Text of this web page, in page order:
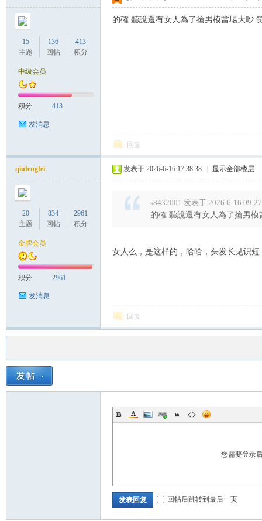
15
主题
136
回帖
413
积分
中级会员
积分 413
发消息
的確 聽說還有女人為了搶男模當場大吵
回复
qiufengfei
20
主题
834
回帖
2961
积分
金牌会员
积分 2961
发消息
发表于 2026-6-16 17:38:38 显示全部楼层
s8432001 发表于 2026-6-16 09:27
的確 聽說還有女人為了搶男模
女人么，是这样的，哈哈，头发长见识短
回复
您需要登录
发表回复 回帖后跳转到最后一页